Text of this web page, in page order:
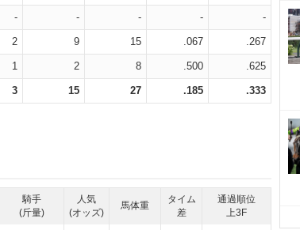
- - - - -
2 9 15 .067 .267
1 2 8 .500 .625
3 15 27 .185 .333
騎手
(斤量)
人気
(オッズ)
馬体重
タイム
差
通過順位
上3F